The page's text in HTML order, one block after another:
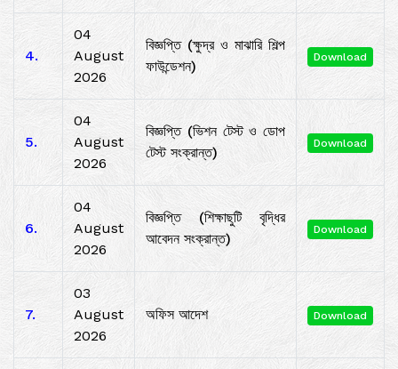
4.
04
August
2026
বিজ্ঞপ্তি (ক্ষুদ্র ও মাঝারি শিল্প
ফাউন্ডেশন)
Download
5.
04
August
2026
বিজ্ঞপ্তি (ভিশন টেস্ট ও ডোপ
টেস্ট সংক্রান্ত)
Download
6.
04
August
2026
বিজ্ঞপ্তি (শিক্ষাছুটি বৃদ্ধির
আবেদন সংক্রান্ত)
Download
7.
03
August
2026
অফিস আদেশ Download